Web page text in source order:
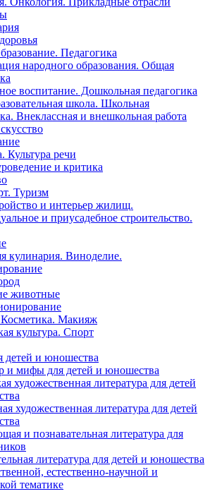
Педагогика
народного образования. Общая
воспитание. Дошкольная педагогика
школа. Школьная
Внеклассная и внешкольная работа
Культура речи
и критика
Туризм
и интерьер жилищ.
и приусадебное строительство.
кулинария. Виноделие.
животные
Косметика. Макияж
культура. Спорт
детей и юношества
и мифы для детей и юношества
художественная литература для детей
художественная литература для детей
и познавательная литература для
литература для детей и юношества
естественно-научной и
тематике